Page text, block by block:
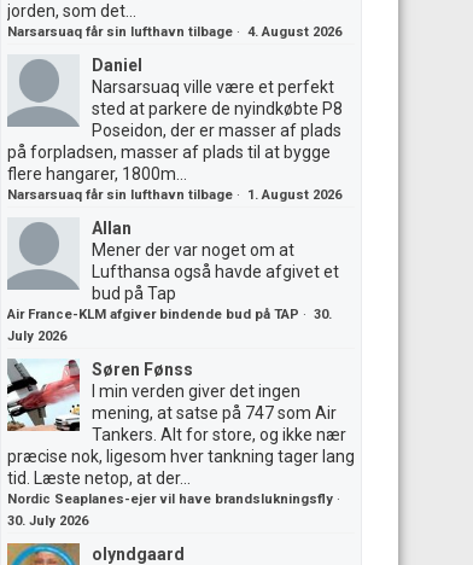
jorden, som det...
Narsarsuaq får sin lufthavn tilbage · 4. August 2026
Daniel
Narsarsuaq ville være et perfekt
sted at parkere de nyindkøbte P8
Poseidon, der er masser af plads
på forpladsen, masser af plads til at bygge
flere hangarer, 1800m...
Narsarsuaq får sin lufthavn tilbage · 1. August 2026
Allan
Mener der var noget om at
Lufthansa også havde afgivet et
bud på Tap
Air France-KLM afgiver bindende bud på TAP · 30.
July 2026
Søren Fønss
I min verden giver det ingen
mening, at satse på 747 som Air
Tankers. Alt for store, og ikke nær
præcise nok, ligesom hver tankning tager lang
tid. Læste netop, at der...
Nordic Seaplanes-ejer vil have brandslukningsfly ·
30. July 2026
olyndgaard